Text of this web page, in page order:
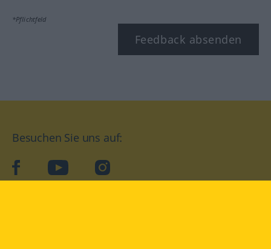
*Pflichtfeld
Feedback absenden
Besuchen Sie uns auf:
facebookYouTube Instagram